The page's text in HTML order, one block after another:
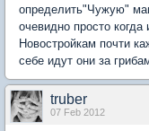
определить"Чужую"
очевидно просто
Новостройкам почти
себе идут они за
truber
07 Feb 2012